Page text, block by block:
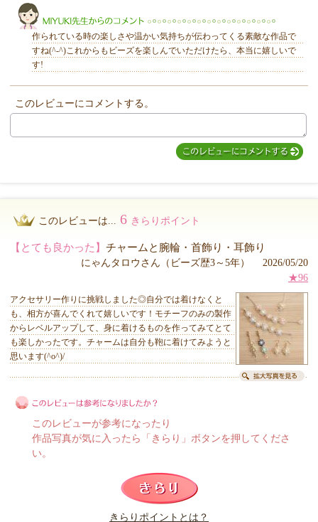
MIYUKI先生からのコメント
作られている時の楽しさや温かい気持ちが伝わってくる素敵な作品で
すね(^-^)これからもビーズを楽しんでいただけたら、本当に嬉しいで
す!
このレビューにコメントする。
このレビューは... 6 きらりポイント
【とても良かった】 チャームと腕輪・首飾り・耳飾り
にゃんタロウさん（ビーズ歴3～5年） 2026/05/20
★96
アクセサリー作りに挑戦しました◎自分では着けなくと
も、相方が喜んでくれて嬉しいです！モチーフのみの製作
からレベルアップして、身に着けるものを作ってみてとて
も楽しかったです。チャームは自分も鞄に着けてみようと
思います(^o^)/
このレビューは参考になりましたか？
このレビューが参考になったり
作品写真が気に入ったら「きらり」ボタンを押してくださ
い。
きらりポイントとは？